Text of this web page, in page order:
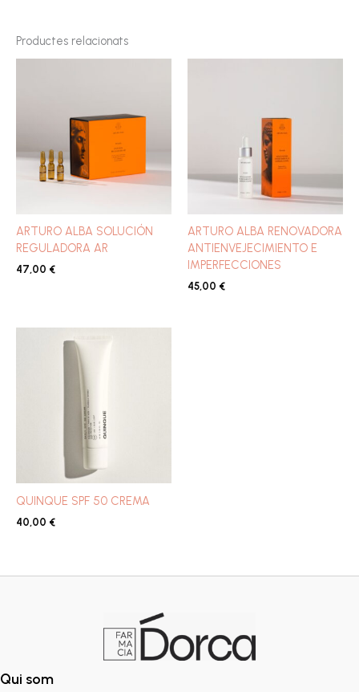
Productes relacionats
ARTURO ALBA SOLUCIÓN
REGULADORA AR
47,00 €
ARTURO ALBA RENOVADORA
ANTIENVEJECIMIENTO E
IMPERFECCIONES
45,00 €
QUINQUE SPF 50 CREMA
40,00 €
Qui som